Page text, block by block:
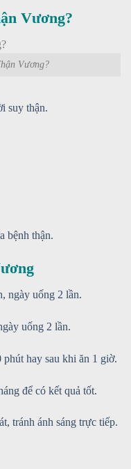
Vương?
Vương?
suy thận.
bệnh thận.
ngày uống 2 lần.
uống 2 lần.
hay sau khi ăn 1 giờ.
để có kết quả tốt.
tránh ánh sáng trực tiếp.